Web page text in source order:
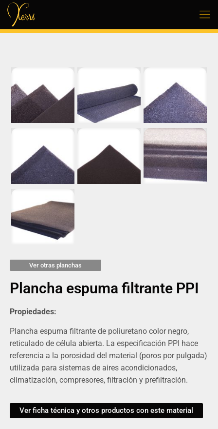
Ver otras planchas
Plancha espuma filtrante PPI
Propiedades:
Plancha espuma filtrante de poliuretano color negro,
reticulado de célula abierta. La especificación PPI hace
referencia a la porosidad del material (poros por pulgada)
utilizada para sistemas de aires acondicionados,
climatización, compresores, filtración y prefiltración.
Ver ficha técnica y otros productos con este material